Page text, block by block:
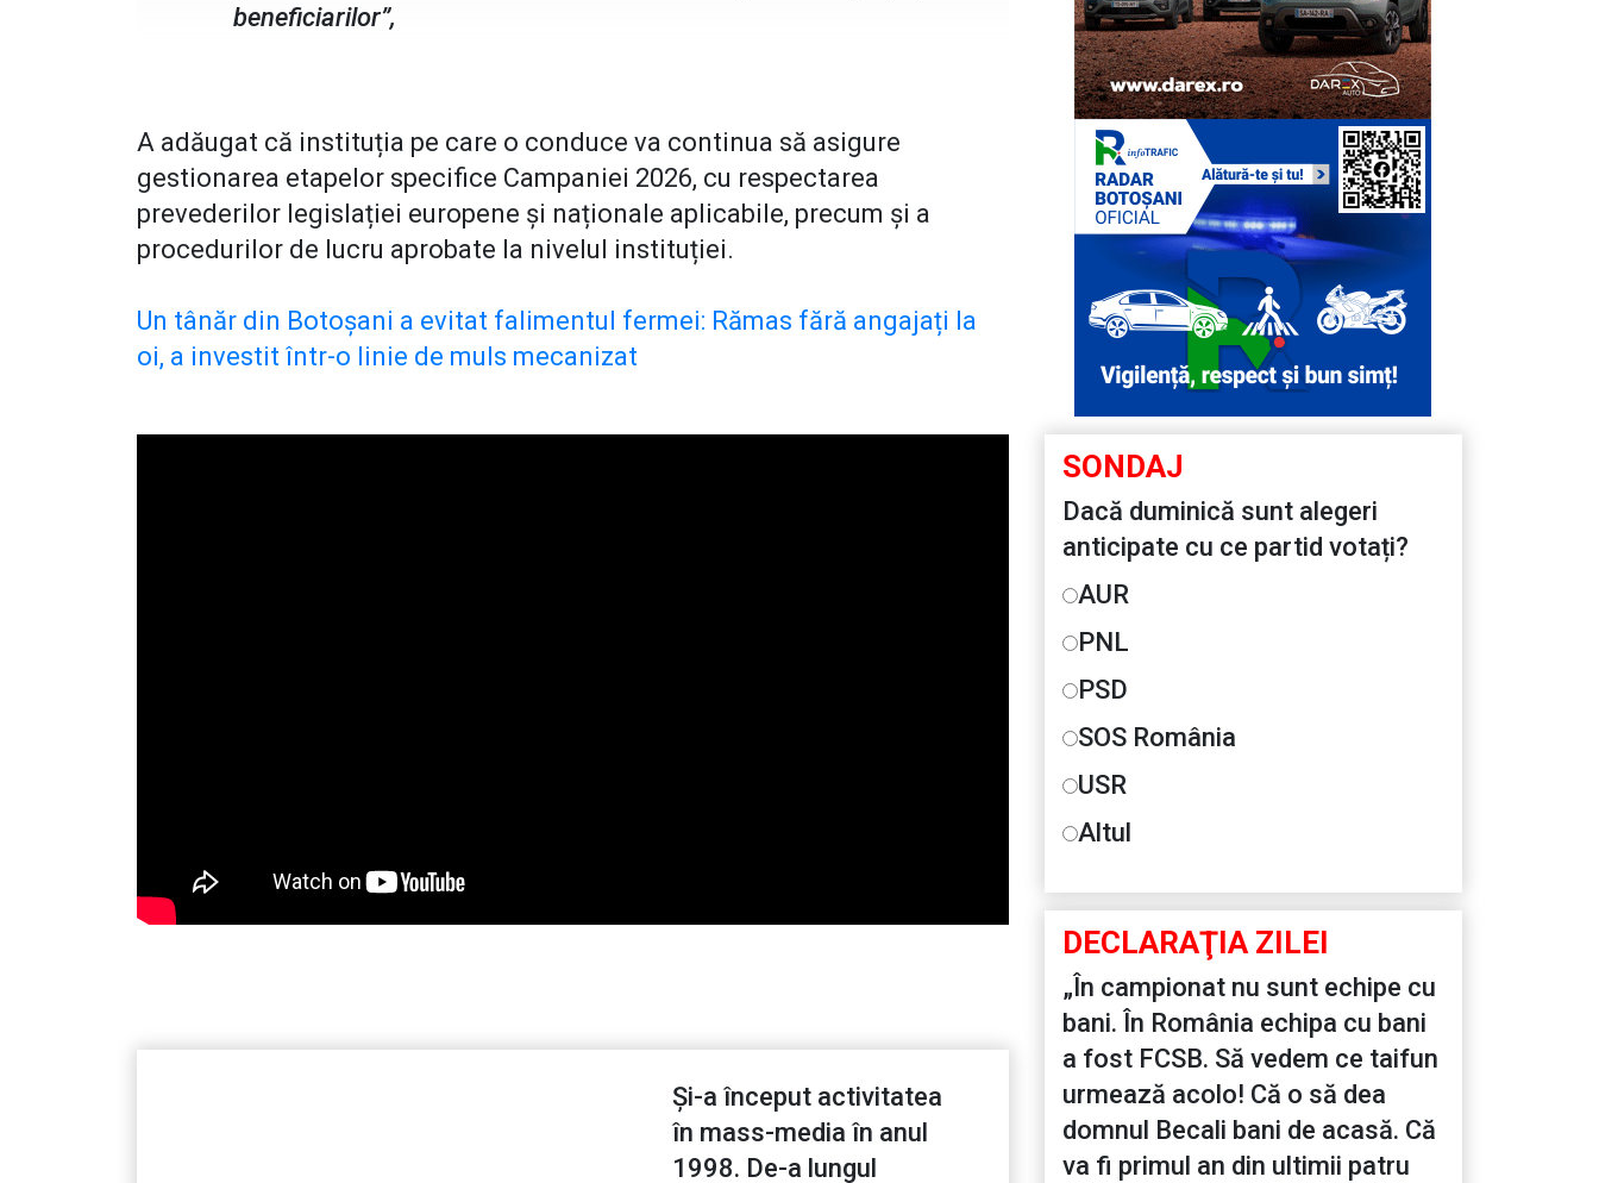
beneficiarilor”,
A adăugat că instituția pe care o conduce va continua să asigure
gestionarea etapelor specifice Campaniei 2026, cu respectarea
prevederilor legislației europene și naționale aplicabile, precum și a
procedurilor de lucru aprobate la nivelul instituției.
Un tânăr din Botoșani a evitat falimentul fermei: Rămas fără angajați la
oi, a investit într-o linie de muls mecanizat
Și-a început activitatea
în mass-media în anul
1998. De-a lungul
SONDAJ
Dacă duminică sunt alegeri
anticipate cu ce partid votați?
AUR
PNL
PSD
SOS România
USR
Altul
DECLARAŢIA ZILEI
„În campionat nu sunt echipe cu
bani. În România echipa cu bani
a fost FCSB. Să vedem ce taifun
urmează acolo! Că o să dea
domnul Becali bani de acasă. Că
va fi primul an din ultimii patru